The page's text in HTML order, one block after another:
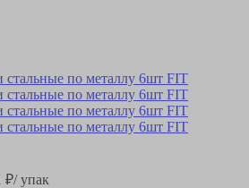
₽/ упак